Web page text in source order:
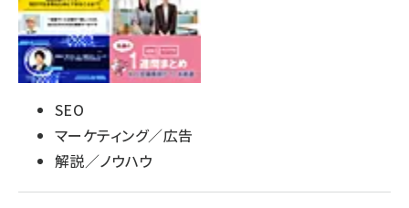
SEO
マーケティング／広告
解説／ノウハウ